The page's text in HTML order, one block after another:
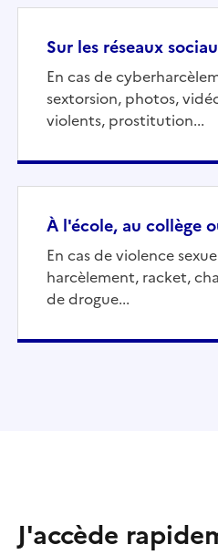
Sur les réseaux
En cas de
sextorsion, photos,
violents, prostitution...
À l'école, au collège
En cas de violence
harcèlement, racket,
de drogue...
J'accède